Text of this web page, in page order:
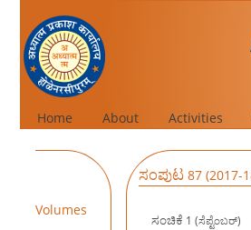
Home About Activities
Volumes
ಸಂಪುಟ 87 (2017-
ಸಂಚಿಕೆ 1 (ಸೆಪ್ಟೆಂಬರ್)